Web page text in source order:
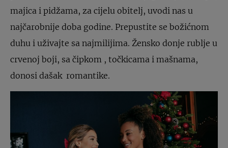
majica i pidžama, za cijelu obitelj, uvodi nas u
najčarobnije doba godine. Prepustite se božićnom
duhu i uživajte sa najmilijima. Žensko donje rublje u
crvenoj boji, sa čipkom , točkicama i mašnama,
donosi dašak romantike.